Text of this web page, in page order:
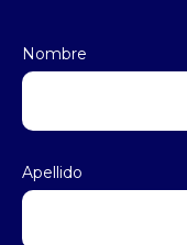
Nombre
Apellido